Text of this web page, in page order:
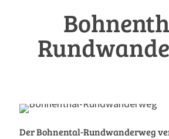
Der Bohnental-Rundwanderweg